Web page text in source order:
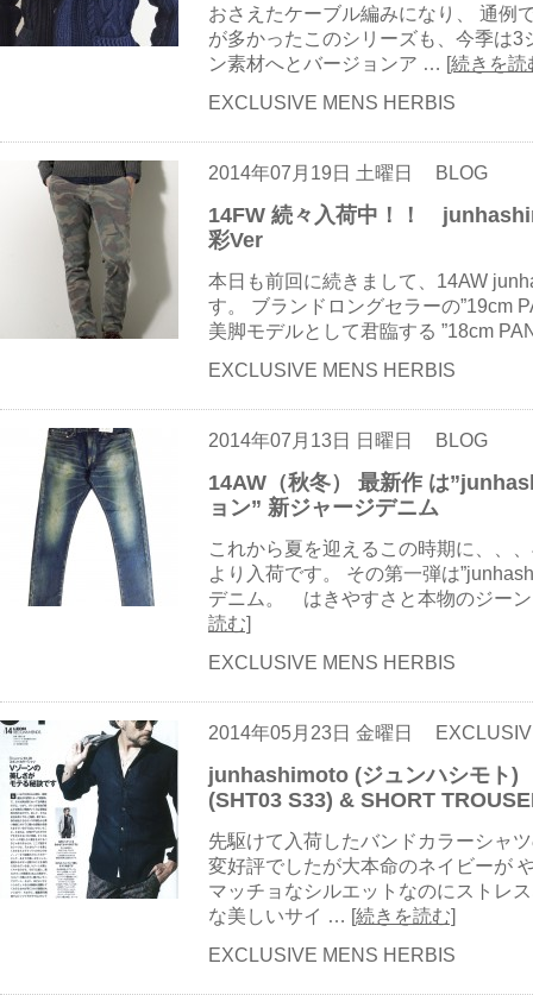
おさえたケーブル編みになり、 通例
が多かったこのシリーズも、今季は
ン素材へとバージョンア … [続きを読
EXCLUSIVE MENS HERBIS
2014年07月19日 土曜日 BLOG
14FW 続々入荷中！！
彩Ver
本日も前回に続きまして、14AW
す。 ブランドロングセラーの”19cm
美脚モデルとして君臨する ”18cm
EXCLUSIVE MENS HERBIS
2014年07月13日 日曜日 BLOG
14AW（秋冬） 最新作 は
ョン” 新ジャージデニム
これから夏を迎えるこの時期に、、
より入荷です。 その第一弾は
デニム。 はきやすさと本物のジー
読む]
EXCLUSIVE MENS HERBIS
2014年05月23日 金曜日
junhashimoto (ジュンハシモト
(SHT03 S33) & SHORT
先駆けて入荷したバンドカラーシャ
変好評でしたが大本命のネイビーが
マッチョなシルエットなのにストレ
な美しいサイ … [続きを読む]
EXCLUSIVE MENS HERBIS